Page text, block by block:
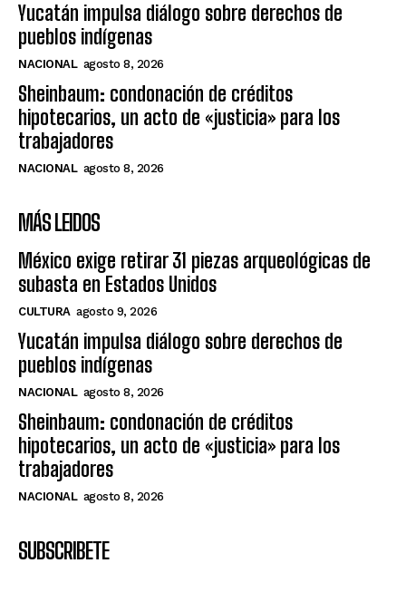
Yucatán impulsa diálogo sobre derechos de
pueblos indígenas
NACIONAL agosto 8, 2026
Sheinbaum: condonación de créditos
hipotecarios, un acto de «justicia» para los
trabajadores
NACIONAL agosto 8, 2026
MÁS LEIDOS
México exige retirar 31 piezas arqueológicas de
subasta en Estados Unidos
CULTURA agosto 9, 2026
Yucatán impulsa diálogo sobre derechos de
pueblos indígenas
NACIONAL agosto 8, 2026
Sheinbaum: condonación de créditos
hipotecarios, un acto de «justicia» para los
trabajadores
NACIONAL agosto 8, 2026
SUBSCRIBETE